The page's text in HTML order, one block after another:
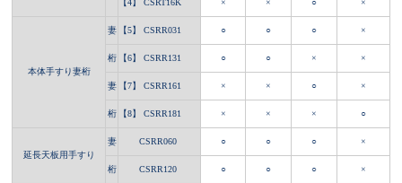
【4】 CSRT16K × × ○ ×
本体手すり妻桁
妻 【5】 CSRR031 ○ ○ ○ ×
桁 【6】 CSRR131 ○ ○ × ×
妻 【7】 CSRR161 × × ○ ×
桁 【8】 CSRR181 × × × ○
延長天板用手すり
妻 CSRR060 ○ ○ ○ ×
桁 CSRR120 ○ ○ ○ ×